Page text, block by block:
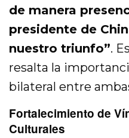
de manera
presidente de
nuestro triunfo”.
resalta la
bilateral entre
Fortalecimiento de
Culturales